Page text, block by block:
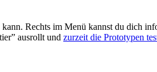
Rechts im Menü kannst du dich
ausrollt und zurzeit die Prototypen